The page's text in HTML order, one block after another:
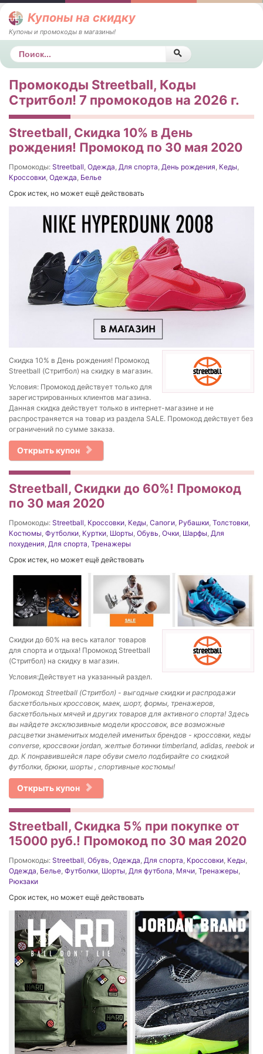
Купоны на скидку
Купоны и промокоды в магазины!
Поиск
Промокоды Streetball, Коды
Стритбол! 7 промокодов на 2026 г.
Streetball, Скидка 10% в День
рождения! Промокод по 30 мая 2020
Промокоды: Streetball, Одежда, Для спорта, День рождения, Кеды,
Кроссовки, Одежда, Белье
Срок истек, но может ещё действовать
Скидка 10% в День рождения! Промокод
Streetball (Стритбол) на скидку в магазин.
Условия: Промокод действует только для
зарегистрированных клиентов магазина.
Данная скидка действует только в интернет-магазине и не
распространяется на товар из раздела SALE. Промокод действует без
ограничений по сумме заказа.
Открыть купон
Streetball, Скидки до 60%! Промокод
по 30 мая 2020
Промокоды: Streetball, Кроссовки, Кеды, Сапоги, Рубашки, Толстовки,
Костюмы, Футболки, Куртки, Шорты, Обувь, Очки, Шарфы, Для
похудения, Для спорта, Тренажеры
Срок истек, но может ещё действовать
Скидки до 60% на весь каталог товаров
для спорта и отдыха! Промокод Streetball
(Стритбол) на скидку в магазин.
Условия:Действует на указанный раздел.
Промокод Streetball (Стритбол) - выгодные скидки и распродажи
баскетбольных кроссовок, маек, шорт, формы, тренажеров,
баскетбольных мячей и других товаров для активного спорта! Здесь
вы найдете эксклюзивные модели кроссовок, все возможные
расцветки знаменитых моделей именитых брендов - кроссовки, кеды
converse, кроссвоки jordan, желтые ботинки timberland, adidas, reebok и
др. К понравившейся паре обуви смело подбирайте со скидкой
футболки, брюки, шорты , спортивные костюмы!
Открыть купон
Streetball, Скидка 5% при покупке от
15000 руб.! Промокод по 30 мая 2020
Промокоды: Streetball Обувь Одежда Для спорта Кроссовки Кеды
Одежда Белье Футболки Шорты Для футбола Мячи Тренажеры
Рюкзаки
Срок истек, но может ещё действовать